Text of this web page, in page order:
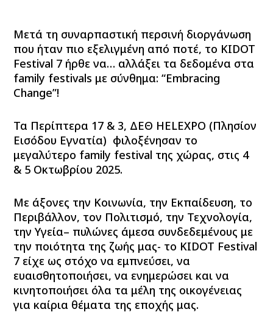
Μετά τη συναρπαστική περσινή διοργάνωση
που ήταν πιο εξελιγμένη από ποτέ, το KIDOT
Festival 7 ήρθε να… αλλάξει τα δεδομένα στα
family festivals με σύνθημα: “Embracing
Change”!
Τα Περίπτερα 17 & 3, ΔΕΘ HELEXPO (Πλησίον
Εισόδου Εγνατία) φιλοξένησαν το
μεγαλύτερο family festival της χώρας, στις 4
& 5 Οκτωβρίου 2025.
Με άξονες την Κοινωνία, την Εκπαίδευση, το
Περιβάλλον, τον Πολιτισμό, την Τεχνολογία,
την Υγεία– πυλώνες άμεσα συνδεδεμένους με
την ποιότητα της ζωής μας- το KIDOT Festival
7 είχε ως στόχονα εμπνεύσει, να
ευαισθητοποιήσει, να ενημερώσει και να
κινητοποιήσει όλα τα μέλη της οικογένειας
για καίρια θέματα της εποχής μας.